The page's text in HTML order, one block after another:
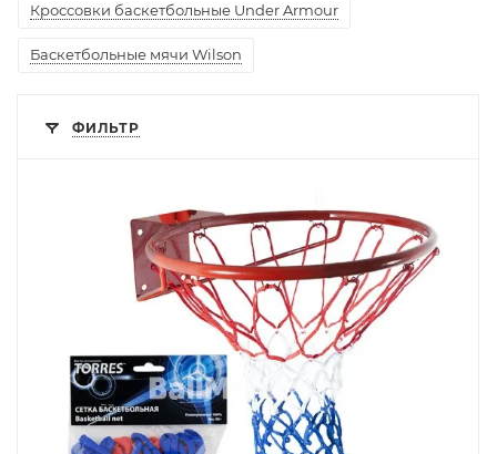
Кроссовки баскетбольные Under Armour
Баскетбольные мячи Wilson
ФИЛЬТР